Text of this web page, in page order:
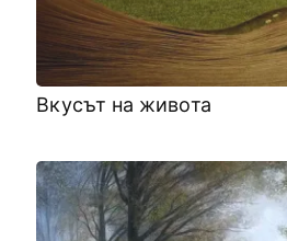
Вкусът на живота